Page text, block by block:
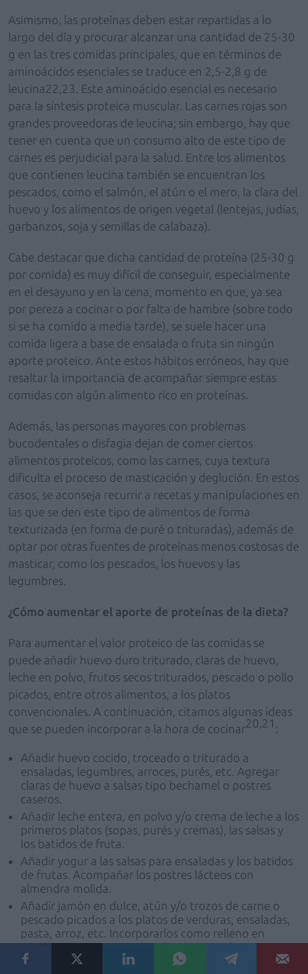
Asimismo, las proteínas deben estar repartidas a lo
largo del día y procurar alcanzar una cantidad de 25-30
g en las tres comidas principales, que en términos de
aminoácidos esenciales se traduce en 2,5-2,8 g de
leucina22,23. Este aminoácido esencial es necesario
para la síntesis proteica muscular. Las carnes rojas son
grandes proveedoras de leucina; sin embargo, hay que
tener en cuenta que un consumo alto de este tipo de
carnes es perjudicial para la salud. Entre los alimentos
que contienen leucina también se encuentran los
pescados, como el salmón, el atún o el mero, la clara del
huevo y los alimentos de origen vegetal (lentejas, judías,
garbanzos, soja y semillas de calabaza).
Cabe destacar que dicha cantidad de proteína (25-30 g
por comida) es muy difícil de conseguir, especialmente
en el desayuno y en la cena, momento en que, ya sea
por pereza a cocinar o por falta de hambre (sobre todo
si se ha comido a media tarde), se suele hacer una
comida ligera a base de ensalada o fruta sin ningún
aporte proteico. Ante estos hábitos erróneos, hay que
resaltar la importancia de acompañar siempre estas
comidas con algún alimento rico en proteínas.
Además, las personas mayores con problemas
bucodentales o disfagia dejan de comer ciertos
alimentos proteicos, como las carnes, cuya textura
dificulta el proceso de masticación y deglución. En estos
casos, se aconseja recurrir a recetas y manipulaciones en
las que se den este tipo de alimentos de forma
texturizada (en forma de puré o trituradas), además de
optar por otras fuentes de proteínas menos costosas de
masticar, como los pescados, los huevos y las
legumbres.
¿Cómo aumentar el aporte de proteínas de la dieta?
Para aumentar el valor proteico de las comidas se
puede añadir huevo duro triturado, claras de huevo,
leche en polvo, frutos secos triturados, pescado o pollo
picados, entre otros alimentos, a los platos
convencionales. A continuación, citamos algunas ideas
que se pueden incorporar a la hora de cocinar20,21 :
Añadir huevo cocido, troceado o triturado a
ensaladas, legumbres, arroces, purés, etc. Agregar
claras de huevo a salsas tipo bechamel o postres
caseros.
Añadir leche entera, en polvo y/o crema de leche a los
primeros platos (sopas, purés y cremas), las salsas y
los batidos de fruta.
Añadir yogur a las salsas para ensaladas y los batidos
de frutas. Acompañar los postres lácteos con
almendra molida.
Añadir jamón en dulce, atún y/o trozos de carne o
pescado picados a los platos de verduras, ensaladas,
pasta, arroz, etc. Incorporarlos como relleno en
tortillas y en potajes o cocidos de legumbres.
Añadir una cucharada de legumbres a las verduras,